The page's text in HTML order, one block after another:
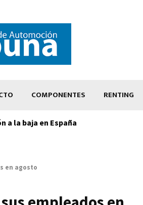
COMPONENTES RENTING
a la baja en España
en agosto